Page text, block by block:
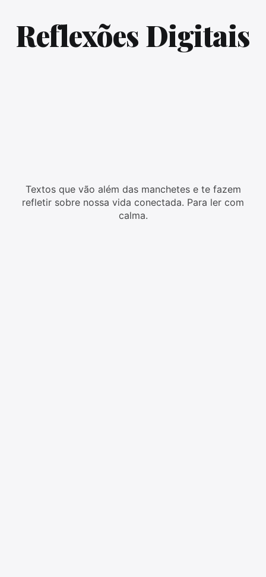
Reflexões Digitais
Textos que vão além das manchetes e te fazem
refletir sobre nossa vida conectada. Para ler com
calma.